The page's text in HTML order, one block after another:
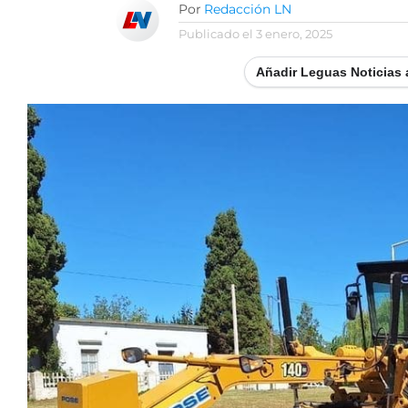
Por Redacción LN
Publicado el 3 enero, 2025
Añadir Leguas Noticias